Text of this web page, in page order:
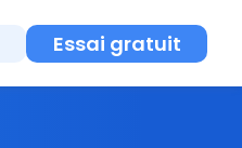
Essai gratuit